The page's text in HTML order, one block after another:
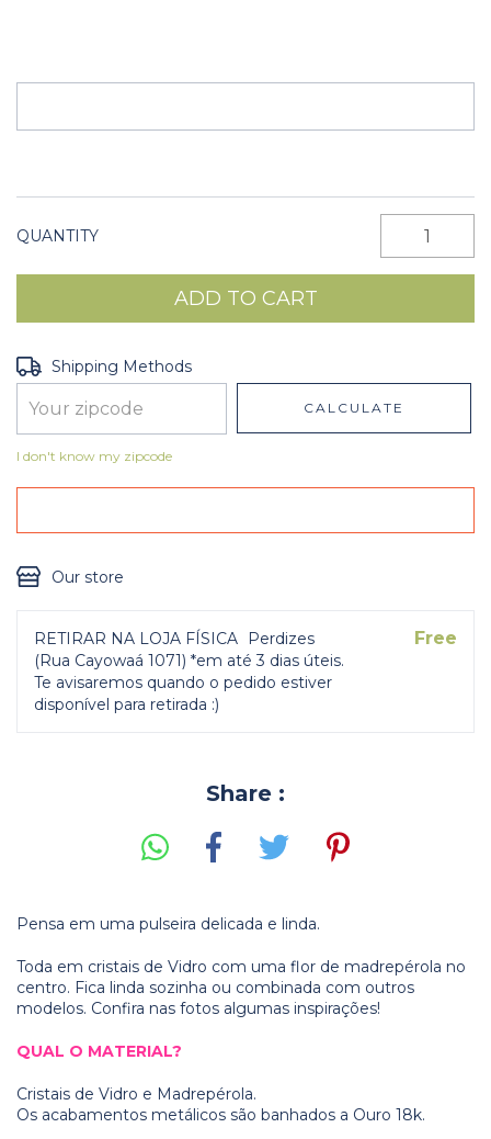
QUANTITY
Shipping for zipcode:
Shipping Methods
CALCULATE
I don't know my zipcode
Our store
RETIRAR NA LOJA FÍSICA
Perdizes
(Rua Cayowaá 1071) *em até 3 dias úteis.
Te avisaremos quando o pedido estiver
disponível para retirada :)
Free
Share :
Pensa em uma pulseira delicada e linda.
Toda em cristais de Vidro com uma flor de madrepérola no
centro. Fica linda sozinha ou combinada com outros
modelos. Confira nas fotos algumas inspirações!
QUAL O MATERIAL?
Cristais de Vidro e Madrepérola.
Os acabamentos metálicos são banhados a Ouro 18k.